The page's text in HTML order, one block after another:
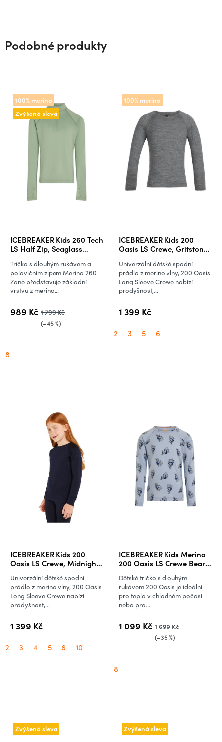
Podobné produkty
100% merino
Zvýšená sleva
ICEBREAKER Kids 260 Tech
LS Half Zip, Seaglass
989 Kč 1 799 Kč
(–45 %)
Tričko s dlouhým rukávem a
polovičním zipem Merino 260
Zone představuje základní
vrstvu z merino...
8
100% merino
ICEBREAKER Kids 200
Oasis LS Crewe, Gritstone
1 399 Kč
Univerzální dětské spodní
prádlo z merino vlny, 200 Oasis
Long Sleeve Crewe nabízí
prodyšnost,...
2 3 5 6
ICEBREAKER Kids 200
Oasis LS Crewe, Midnight
1 399 Kč
Univerzální dětské spodní
prádlo z merino vlny, 200 Oasis
Long Sleeve Crewe nabízí
prodyšnost,...
2 3 4 5 6 10
ICEBREAKER Kids Merino
200 Oasis LS Crewe Bear
(vzorek)
1 099 Kč 1 699 Kč
(–35 %)
Dětské tričko s dlouhým
rukávem 200 Oasis je ideální
pro teplo v chladném počasí
nebo pro...
8
Zvýšená sleva Zvýšená sleva